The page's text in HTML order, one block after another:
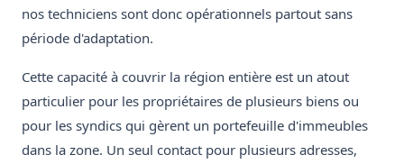
nos techniciens sont donc opérationnels partout sans
période d'adaptation.
Cette capacité à couvrir la région entière est un atout
particulier pour les propriétaires de plusieurs biens ou
pour les syndics qui gèrent un portefeuille d'immeubles
dans la zone. Un seul contact pour plusieurs adresses,